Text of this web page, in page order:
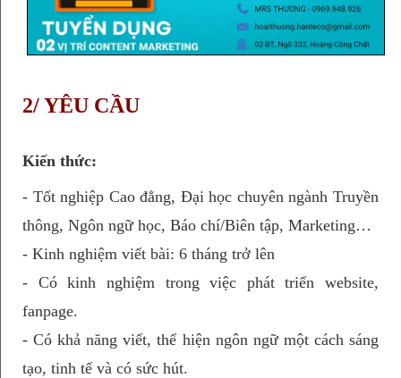
2/ YÊU CẦU
Kiến thức:
- Tốt nghiệp Cao đẳng, Đại học chuyên ngành Truyền
thông, Ngôn ngữ học, Báo chí/Biên tập, Marketing…
- Kinh nghiệm viết bài: 6 tháng trở lên
- Có kinh nghiệm trong việc phát triển website,
fanpage.
- Có khả năng viết, thể hiện ngôn ngữ một cách sáng
tạo, tinh tế và có sức hút.